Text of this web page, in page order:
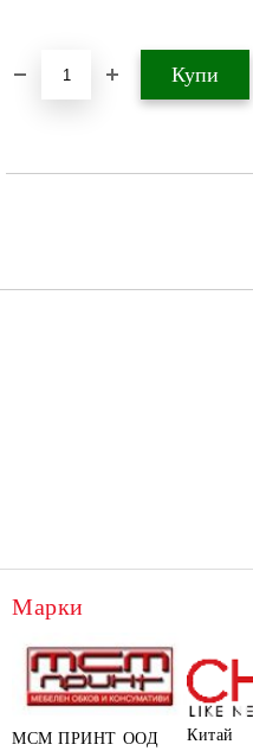
Марки
МСМ ПРИНТ ООД Китай